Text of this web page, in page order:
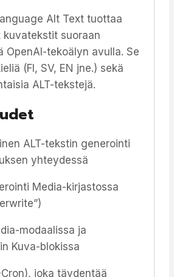
Alt Text tuottaa
suoraan
OpenAI-tekoälyn avulla. Se
(FI, SV, EN jne.) sekä
ALT-tekstejä.
ALT-tekstin generointi
yhteydessä
Media-kirjastossa
modaalissa ja
Kuva-blokissa
joka täydentää